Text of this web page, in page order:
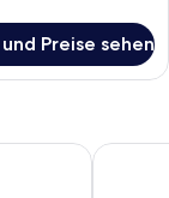
Preise sehen
Aliki